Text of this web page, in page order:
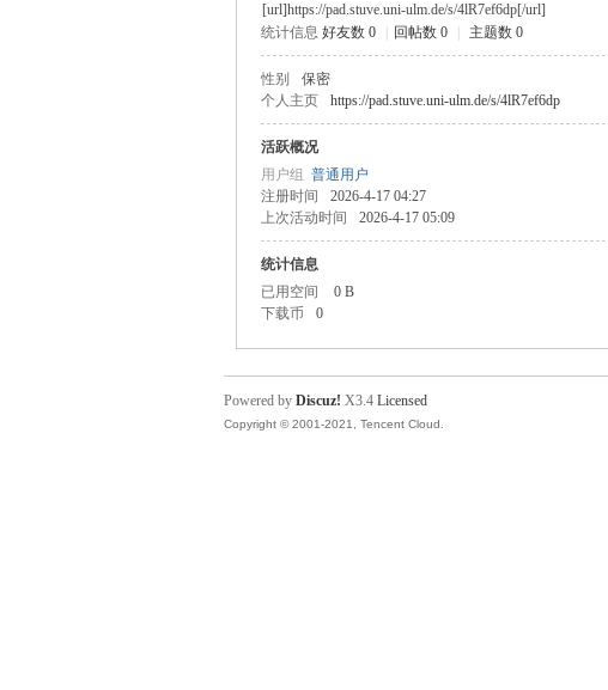
[url]https://pad.stuve.uni-ulm.de/s/4lR7ef6dp[/url]
统计信息 好友数 0 回帖数 0 主题数 0
性别 保密
个人主页
https://pad.stuve.uni-ulm.de/s/4lR7ef6dp
活跃概况
用户组 普通用户
注册时间
2026-4-17 04:27
上次活动时间
2026-4-17 05:09
统计信息
已用空间
0 B
下载币
0
Powered by Discuz! X3.4 Licensed
Copyright © 2001-2021, Tencent Cloud.